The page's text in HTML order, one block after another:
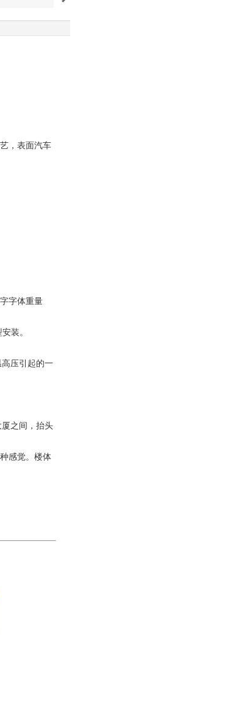
，表面汽车
字体重量
装。
压引起的一
之间，抬头
感觉。楼体